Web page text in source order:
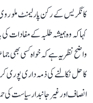
کانگریس کے رکن پارلیمنٹ ملو
کہا کہ وہ ہمیشہ طلبہ کے
واضح نظریہ ہے کہ خواہ کسی بھی
کا حل نکالنے کی ذمہ داری پوری
انصاف اور غیر جانبدار سیاست